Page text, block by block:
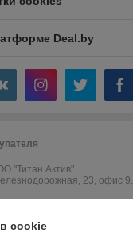
Deal.by
"Титан Актив"
23, офис 9.
cookie